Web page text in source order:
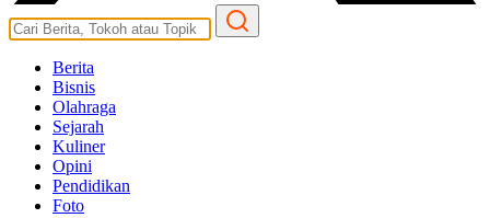
Berita
Bisnis
Olahraga
Sejarah
Kuliner
Opini
Pendidikan
Foto